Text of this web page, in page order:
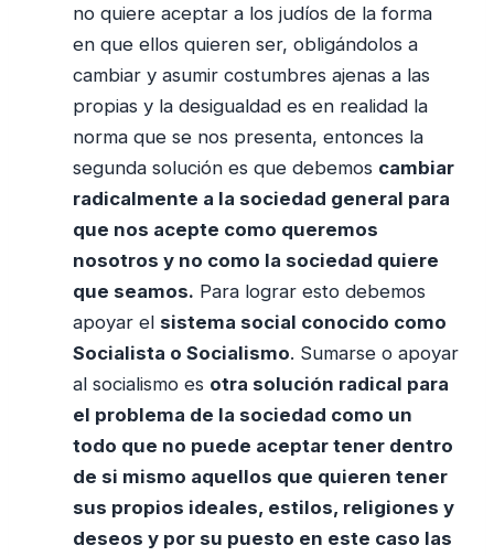
no quiere aceptar a los judíos de la forma
en que ellos quieren ser, obligándolos a
cambiar y asumir costumbres ajenas a las
propias y la desigualdad es en realidad la
norma que se nos presenta, entonces la
segunda solución es que debemos cambiar
radicalmente a la sociedad general para
que nos acepte como queremos
nosotros y no como la sociedad quiere
que seamos. Para lograr esto debemos
apoyar el sistema social conocido como
Socialista o Socialismo. Sumarse o apoyar
al socialismo es otra solución radical para
el problema de la sociedad como un
todo que no puede aceptar tener dentro
de si mismo aquellos que quieren tener
sus propios ideales, estilos, religiones y
deseos y por su puesto en este caso las